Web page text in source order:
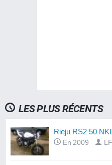
LES PLUS RÉCENTS
Rieju RS2 50
En 2009